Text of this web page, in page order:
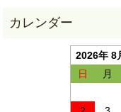
2026年 8
日
月